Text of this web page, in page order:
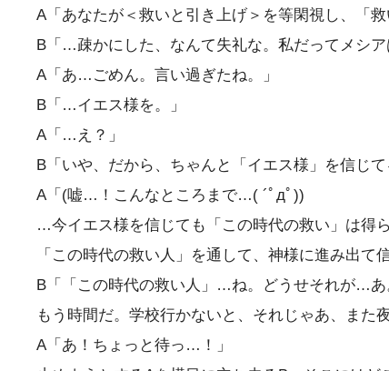
A「あなたが＜救いと引き上げ＞を等閑視し、「
B「…疎かにした、なんて失礼な。私だってメシア
A「あ…ごめん。言い過ぎたね。」
B「…イエス様を。」
A「…え？」
B「いや、だから、ちゃんと「イエス様」を信じ
A「(嘘…！こんなところまで…( ´ﾟдﾟ))
…今イエス様を信じても「この時代の救い」は得ら
「この時代の救い人」を通して、神様に進み出て
B「「この時代の救い人」…ね。どうせそれが…あ
もう時間だ。学校行かないと、それじゃあ、また
A「あ！ちょっと待っ…！」